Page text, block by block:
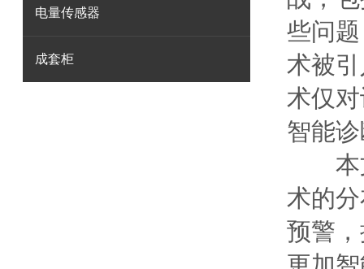
电量传感器
成套柜
些问
术被
术仅
智能
本文
术的
预警